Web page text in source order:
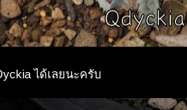
ได้เลยนะครับ